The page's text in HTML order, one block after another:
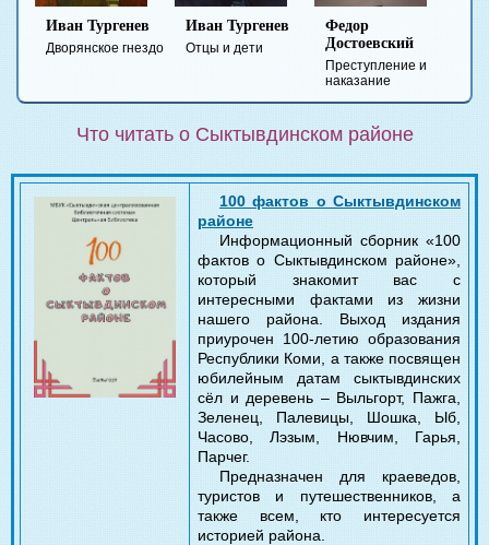
Иван Тургенев
Дворянское гнездо
Иван Тургенев
Отцы и дети
Федор
Достоевский
Преступление и
наказание
Что читать о Сыктывдинском районе
100 фактов о Сыктывдинском
районе
Информационный сборник «100
фактов о Сыктывдинском районе»,
который знакомит вас с
интересными фактами из жизни
нашего района. Выход издания
приурочен 100-летию образования
Республики Коми, а также посвящен
юбилейным датам сыктывдинских
сёл и деревень – Выльгорт, Пажга,
Зеленец, Палевицы, Шошка, Ыб,
Часово, Лэзым, Нювчим, Гарья,
Парчег.
Предназначен для краеведов,
туристов и путешественников, а
также всем, кто интересуется
историей района.